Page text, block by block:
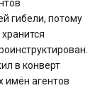
гибели, потому
в конверт
имён агентов